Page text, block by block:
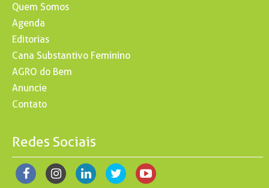
Quem Somos
Agenda
Editorias
Cana Substantivo Feminino
AGRO do Bem
Anuncie
Contato
Redes Sociais